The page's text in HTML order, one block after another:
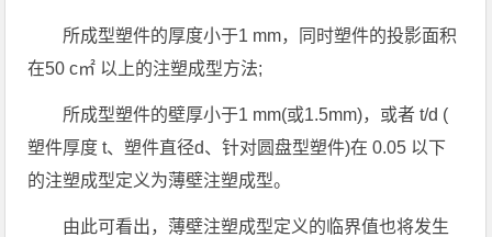
所成型塑件的厚度小于1 mm，同时塑件的投影面积
在50 c㎡ 以上的注塑成型方法;
所成型塑件的壁厚小于1 mm(或1.5mm)，或者 t/d (
塑件厚度 t、塑件直径d、针对圆盘型塑件)在 0.05 以下
的注塑成型定义为薄壁注塑成型。
由此可看出，薄壁注塑成型定义的临界值也将发生